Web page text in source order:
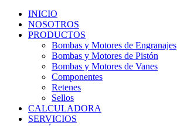
INICIO
NOSOTROS
PRODUCTOS
Bombas y Motores de Engranajes
Bombas y Motores de Pistón
Bombas y Motores de Vanes
Componentes
Retenes
Sellos
CALCULADORA
SERVICIOS